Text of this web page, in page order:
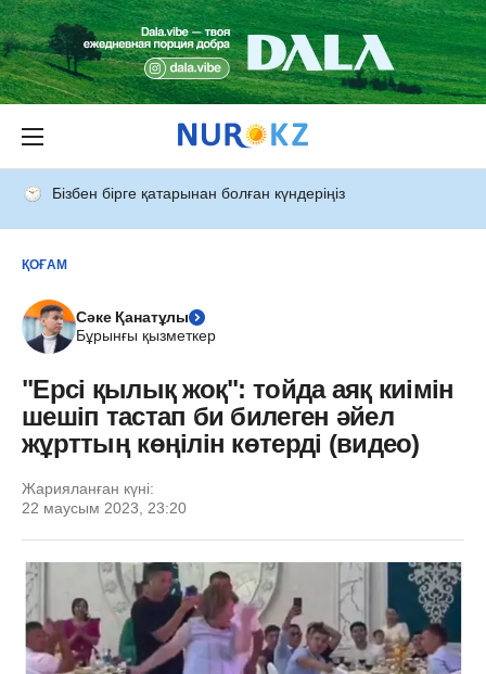
Бізбен бірге қатарынан болған күндеріңіз
ҚОҒАМ
Сәке Қанатұлы
Бұрынғы қызметкер
"Ерсі қылық жоқ": тойда аяқ киімін
шешіп тастап би билеген әйел
жұрттың көңілін көтерді (видео)
Жарияланған күні:
22 маусым 2023, 23:20